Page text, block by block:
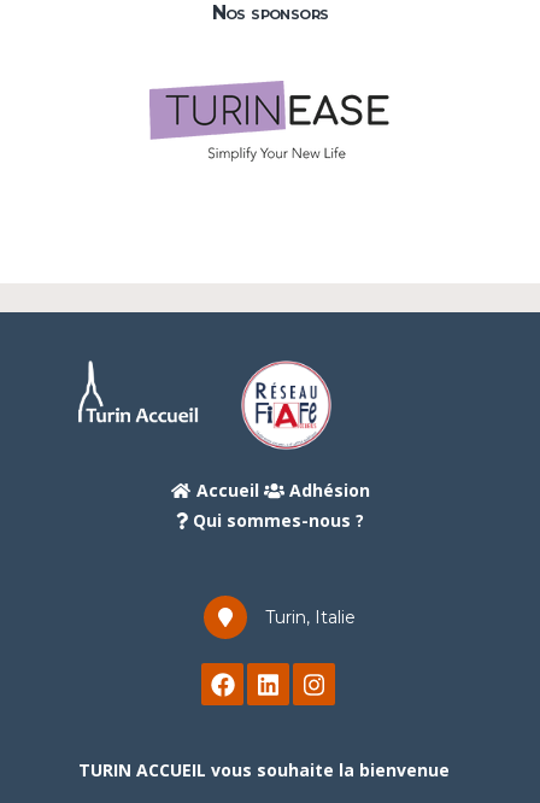
Nos sponsors
Accueil
Adhésion
Qui sommes-nous ?
Turin, Italie
TURIN ACCUEIL vous souhaite la bienvenue